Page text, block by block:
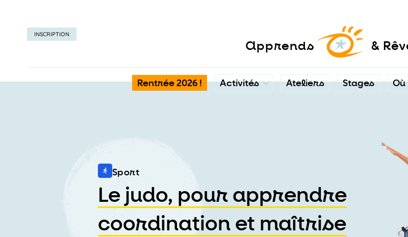
apprends &
Rentrée 2026 ! Activités Ateliers Stages
INSCRIPTION
Sport
Le judo, pour apprendre
coordination et maîtrise